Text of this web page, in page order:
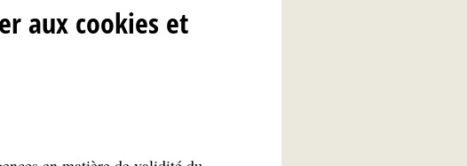
aux cookies et